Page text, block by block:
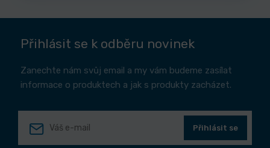
Přihlásit se k odběru novinek
Zanechte nám svůj email a my vám budeme zasílat
informace o produktech a jak s produkty zacházet.
Přihlásit se